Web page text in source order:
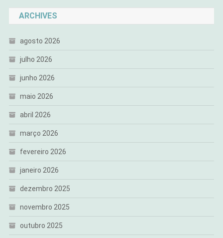
ARCHIVES
agosto 2026
julho 2026
junho 2026
maio 2026
abril 2026
março 2026
fevereiro 2026
janeiro 2026
dezembro 2025
novembro 2025
outubro 2025